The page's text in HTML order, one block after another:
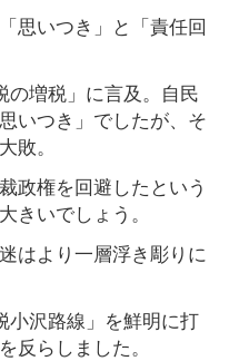
思いつき」と「責任回
の増税」に言及。自民
いつき」でしたが、そ
敗。
政権を回避したという
きいでしょう。
はより一層浮き彫りに
小沢路線」を鮮明に打
反らしました。